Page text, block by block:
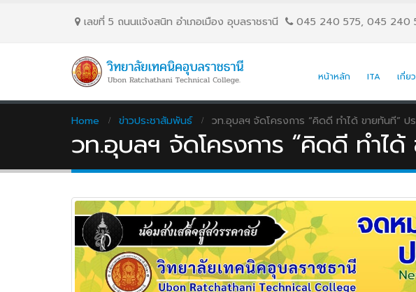
เลขที่ 5 ถนนเเจ้งสนิท อำเภอเมือง อุบลราชธานี 045 240 575, 045 240
หน้าหลัก ITA เกี่ย
Home ข่าวประชาสัมพันธ์ วท.อุบลฯ จัดโครงการ “คิดดี ทำได้ ขายทันที” ป
วท.อุบลฯ จัดโครงการ “คิดดี ทำไ